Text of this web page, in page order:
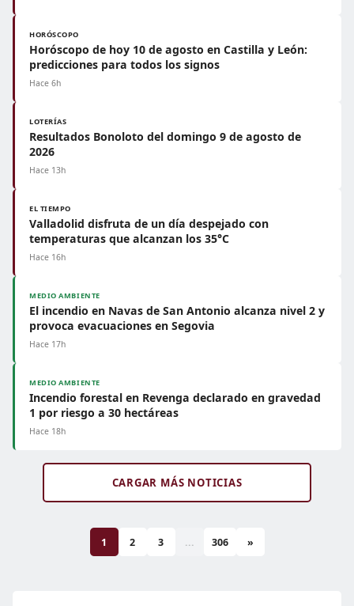
HORÓSCOPO
Horóscopo de hoy 10 de agosto en Castilla y León:
predicciones para todos los signos
Hace 6h
LOTERÍAS
Resultados Bonoloto del domingo 9 de agosto de
2026
Hace 13h
EL TIEMPO
Valladolid disfruta de un día despejado con
temperaturas que alcanzan los 35°C
Hace 16h
MEDIO AMBIENTE
El incendio en Navas de San Antonio alcanza nivel 2 y
provoca evacuaciones en Segovia
Hace 17h
MEDIO AMBIENTE
Incendio forestal en Revenga declarado en gravedad
1 por riesgo a 30 hectáreas
Hace 18h
CARGAR MÁS NOTICIAS
1 2 3 ... 306 »